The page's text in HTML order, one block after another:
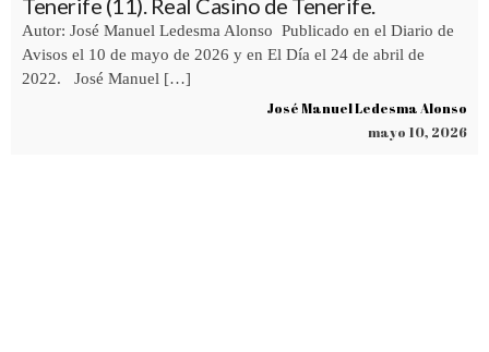
Tenerife (11). Real Casino de Tenerife.
Autor: José Manuel Ledesma Alonso Publicado en el Diario de
Avisos el 10 de mayo de 2026 y en El Día el 24 de abril de
2022. José Manuel […]
José Manuel Ledesma Alonso
mayo 10, 2026